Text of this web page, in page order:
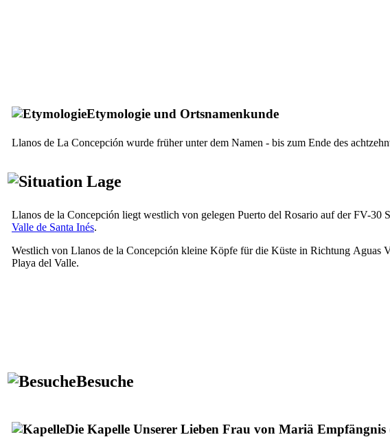
Etymologie und Ortsnamenkunde
Llanos de La Concepción wurde früher unter dem Namen - bis zum Ende des
Lage
Llanos de la Concepción liegt westlich von gelegen Puerto del Rosario auf der FV-30
Valle de Santa Inés.
Westlich von Llanos de la Concepción kleine Köpfe für die Küste in Richtung Aguas
Playa del Valle.
Besuche
Die Kapelle Unserer Lieben Frau von Mariä Empfängnis